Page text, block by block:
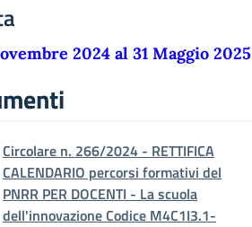
2024 al 31 Maggio 2025
Circolare n. 266/2024 - RETTIFICA
CALENDARIO percorsi formativi del
PNRR PER DOCENTI - La scuola
dell'innovazione Codice M4C1I3.1-